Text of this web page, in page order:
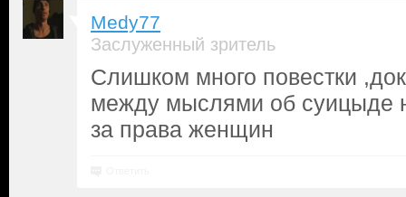
Medy77
Заслуженный зритель
Слишком много повестки
между мыслями об суицыде
за права женщин